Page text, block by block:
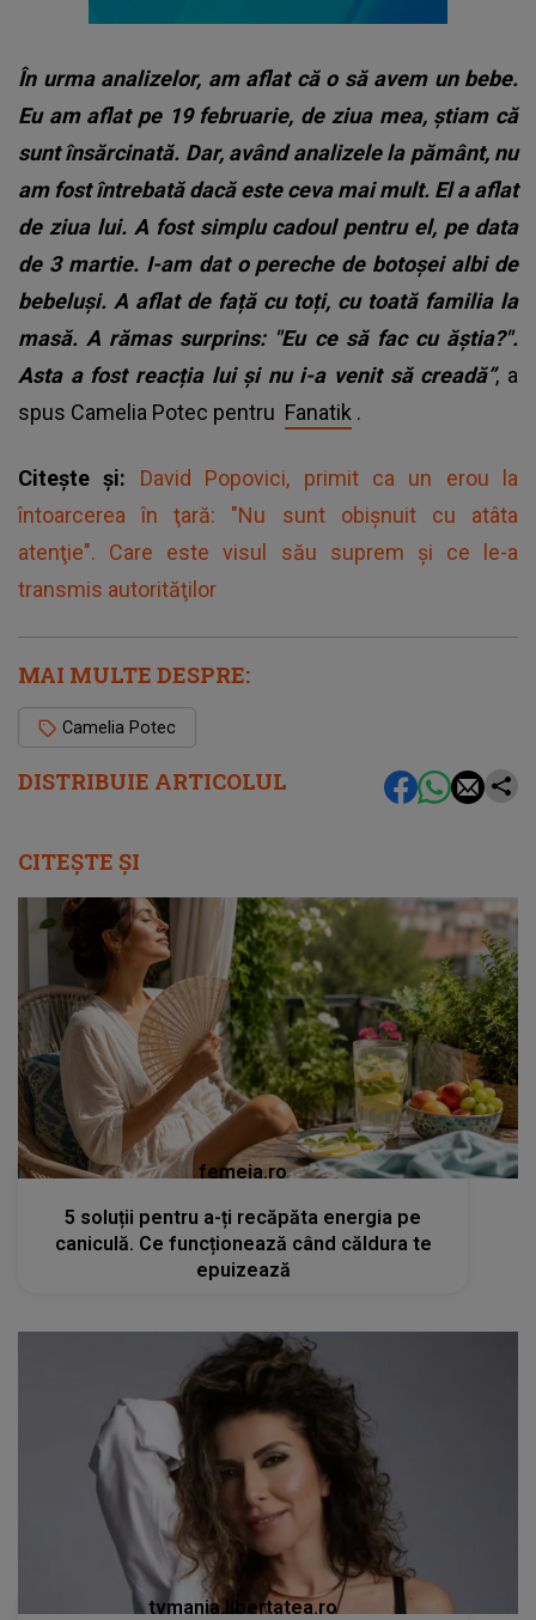
DISTRIBUIE ARTICOLUL
În urma analizelor, am aflat că o să avem un bebe.
Eu am aflat pe 19 februarie, de ziua mea, știam că
sunt însărcinată. Dar, având analizele la pământ, nu
am fost întrebată dacă este ceva mai mult. El a aflat
de ziua lui. A fost simplu cadoul pentru el, pe data
de 3 martie. I-am dat o pereche de botoșei albi de
bebeluși. A aflat de față cu toți, cu toată familia la
masă. A rămas surprins: "Eu ce să fac cu ăștia?".
Asta a fost reacția lui și nu i-a venit să creadă”, a
spus Camelia Potec pentru Fanatik .
Citește și: David Popovici, primit ca un erou la
întoarcerea în ţară: "Nu sunt obişnuit cu atâta
atenţie". Care este visul său suprem şi ce le-a
transmis autorităţilor
MAI MULTE DESPRE:
Camelia Potec
CITEȘTE ȘI
femeia.ro
5 soluții pentru a-ți recăpăta energia pe
caniculă. Ce funcționează când căldura te
epuizează
tvmania.libertatea.ro